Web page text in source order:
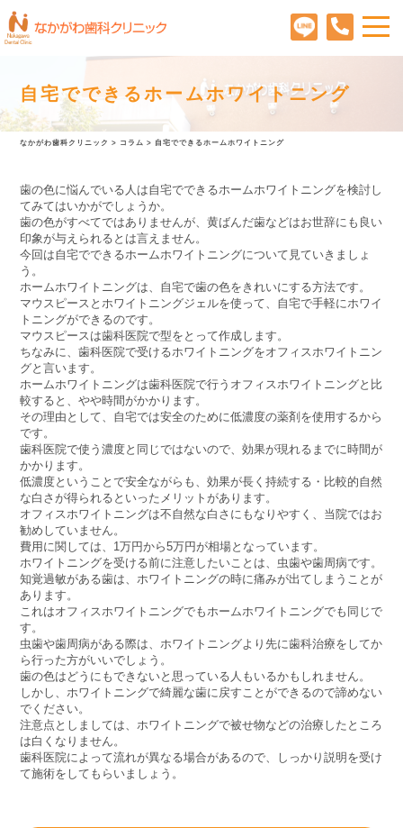
自宅でできるホームホワイトニング
なかがわ歯科クリニック > コラム > 自宅でできるホームホワイトニング
歯の色に悩んでいる人は自宅でできるホームホワイトニングを検討し
てみてはいかがでしょうか。
歯の色がすべてではありませんが、黄ばんだ歯などはお世辞にも良い
印象が与えられるとは言えません。
今回は自宅でできるホームホワイトニングについて見ていきましょ
う。
ホームホワイトニングは、自宅で歯の色をきれいにする方法です。
マウスピースとホワイトニングジェルを使って、自宅で手軽にホワイ
トニングができるのです。
マウスピースは歯科医院で型をとって作成します。
ちなみに、歯科医院で受けるホワイトニングをオフィスホワイトニン
グと言います。
ホームホワイトニングは歯科医院で行うオフィスホワイトニングと比
較すると、やや時間がかかります。
その理由として、自宅では安全のために低濃度の薬剤を使用するから
です。
歯科医院で使う濃度と同じではないので、効果が現れるまでに時間が
かかります。
低濃度ということで安全ながらも、効果が長く持続する・比較的自然
な白さが得られるといったメリットがあります。
オフィスホワイトニングは不自然な白さにもなりやすく、当院ではお
勧めしていません。
費用に関しては、1万円から5万円が相場となっています。
ホワイトニングを受ける前に注意したいことは、虫歯や歯周病です。
知覚過敏がある歯は、ホワイトニングの時に痛みが出てしまうことが
あります。
これはオフィスホワイトニングでもホームホワイトニングでも同じで
す。
虫歯や歯周病がある際は、ホワイトニングより先に歯科治療をしてか
ら行った方がいいでしょう。
歯の色はどうにもできないと思っている人もいるかもしれません。
しかし、ホワイトニングで綺麗な歯に戻すことができるので諦めない
でください。
注意点としましては、ホワイトニングで被せ物などの治療したところ
は白くなりません。
歯科医院によって流れが異なる場合があるので、しっかり説明を受け
て施術をしてもらいましょう。